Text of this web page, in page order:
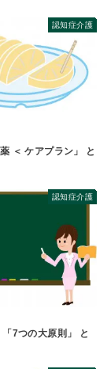
認知症介護
＜ ケアプラン」 と
認知症介護
7つの大原則」 と